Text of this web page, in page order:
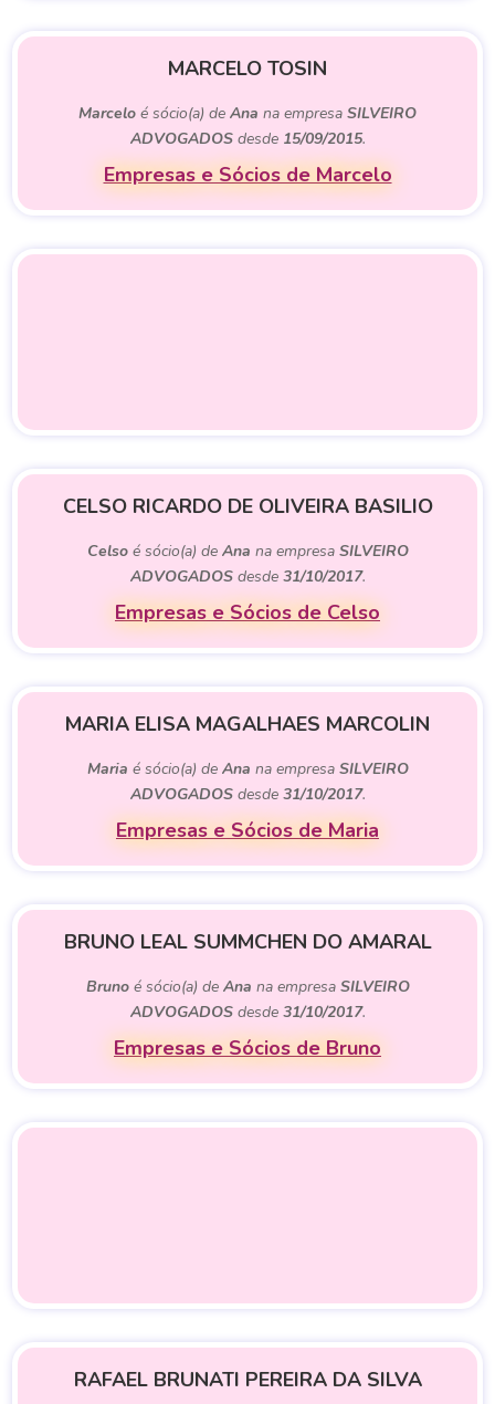
MARCELO TOSIN
Marcelo é sócio(a) de Ana na empresa SILVEIRO
ADVOGADOSdesde 15/09/2015.
Empresas e Sócios de Marcelo
CELSO RICARDO DE OLIVEIRA BASILIO
Celsoé sócio(a) de Ana na empresa SILVEIRO
ADVOGADOSdesde 31/10/2017.
Empresas e Sócios de Celso
MARIA ELISA MAGALHAES MARCOLIN
Maria é sócio(a) de Ana na empresa SILVEIRO
ADVOGADOSdesde 31/10/2017.
Empresas e Sócios de Maria
BRUNO LEAL SUMMCHEN DO AMARAL
Brunoé sócio(a) de Ana na empresa SILVEIRO
ADVOGADOSdesde 31/10/2017.
Empresas e Sócios de Bruno
RAFAEL BRUNATI PEREIRA DA SILVA